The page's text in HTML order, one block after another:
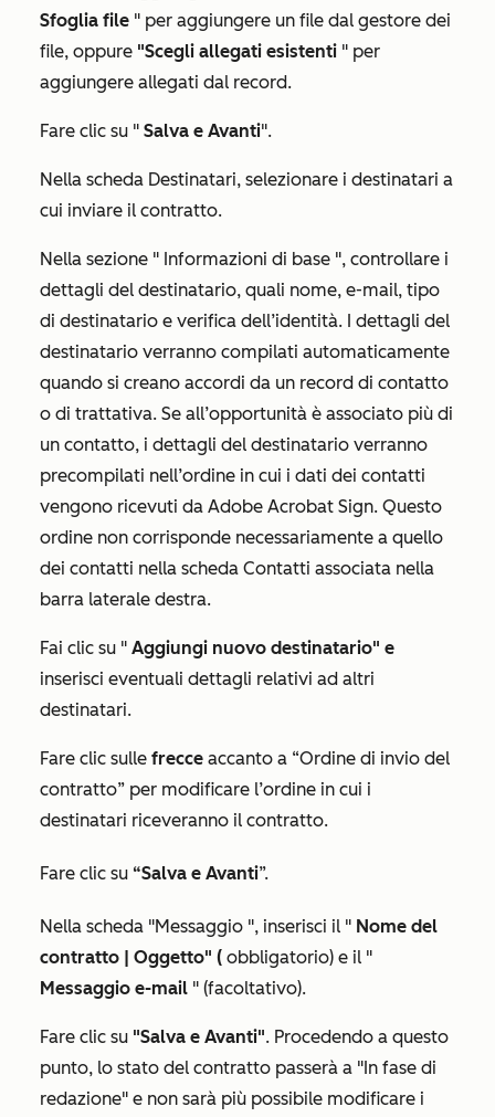
Sfoglia file " per aggiungere un file dal gestore dei
file, oppure "Scegli allegati esistenti " per
aggiungere allegati dal record.
Fare clic su " Salva e Avanti".
Nella scheda Destinatari, selezionare i destinatari a
cui inviare il contratto.
Nella sezione " Informazioni di base ", controllare i
dettagli del destinatario, quali nome, e-mail, tipo
di destinatario e verifica dell’identità. I dettagli del
destinatario verranno compilati automaticamente
quando si creano accordi da un record di contatto
o di trattativa. Se all’opportunità è associato più di
un contatto, i dettagli del destinatario verranno
precompilati nell’ordine in cui i dati dei contatti
vengono ricevuti da Adobe Acrobat Sign. Questo
ordine non corrisponde necessariamente a quello
dei contatti nella scheda Contatti associata nella
barra laterale destra.
Fai clic su " Aggiungi nuovo destinatario" e
inserisci eventuali dettagli relativi ad altri
destinatari.
Fare clic sulle frecce accanto a “Ordine di invio del
contratto” per modificare l’ordine in cui i
destinatari riceveranno il contratto.
Fare clic su “Salva e Avanti”.
Nella scheda "Messaggio ", inserisci il " Nome del
contratto | Oggetto" ( obbligatorio) e il "
Messaggio e-mail " (facoltativo).
Fare clic su "Salva e Avanti". Procedendo a questo
punto, lo stato del contratto passerà a "In fase di
redazione" e non sarà più possibile modificare i